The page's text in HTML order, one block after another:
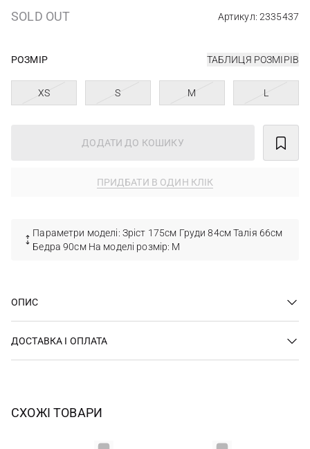
SOLD OUT Артикул: 2335437
РОЗМІР ТАБЛИЦЯ РОЗМІРІВ
XS S M L
ДОДАТИ ДО КОШИКУ
ПРИДБАТИ В ОДИН КЛІК
Параметри моделі: Зріст 175см Груди 84см Талія 66см
Бедра 90см На моделі розмір: М
ОПИС
ДОСТАВКА І ОПЛАТА
СХОЖІ ТОВАРИ